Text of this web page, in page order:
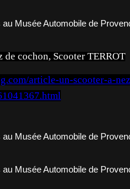
de cochon, Scooter TERROT
article-un-scooter-a-